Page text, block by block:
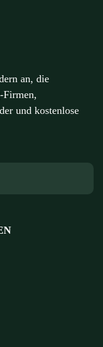
an, die
Firmen,
und kostenlose